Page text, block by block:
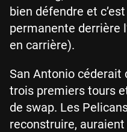
bien défendre et
permanente derrière
en carrière).
San Antonio céderait
trois premiers tours
de swap. Les
reconstruire,